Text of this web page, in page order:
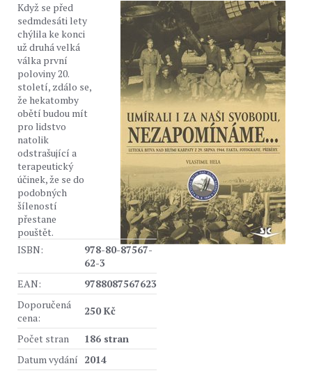
Když se před
sedmdesáti lety
chýlila ke konci
už druhá velká
válka první
poloviny 20.
století, zdálo se,
že hekatomby
obětí budou mít
pro lidstvo
natolik
odstrašující a
terapeutický
účinek, že se do
podobných
šíleností
přestane
pouštět.
ISBN:
978-80-87567-
62-3
EAN:
9788087567623
Doporučená
cena:
250 Kč
Počet stran
186 stran
Datum vydání 2014